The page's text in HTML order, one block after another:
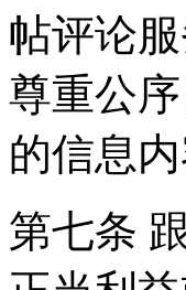
帖评论
尊重公
的信息内
第七条